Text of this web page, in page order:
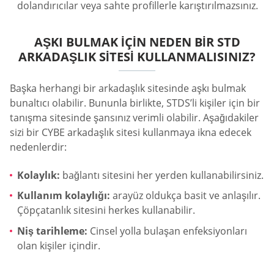
dolandırıcılar veya sahte profillerle karıştırılmazsınız.
AŞKI BULMAK IÇIN NEDEN BIR STD
ARKADAŞLIK SITESI KULLANMALISINIZ?
Başka herhangi bir arkadaşlık sitesinde aşkı bulmak
bunaltıcı olabilir. Bununla birlikte, STDS’li kişiler için bir
tanışma sitesinde şansınız verimli olabilir. Aşağıdakiler
sizi bir CYBE arkadaşlık sitesi kullanmaya ikna edecek
nedenlerdir:
Kolaylık: bağlantı sitesini her yerden kullanabilirsiniz.
Kullanım kolaylığı: arayüz oldukça basit ve anlaşılır.
Çöpçatanlık sitesini herkes kullanabilir.
Niş tarihleme: Cinsel yolla bulaşan enfeksiyonları
olan kişiler içindir.